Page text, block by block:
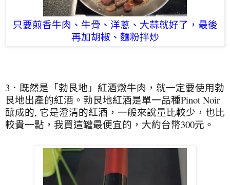
只要煎香牛肉、牛骨、洋蔥、大蒜就好了，最後
再加胡椒、麵粉拌炒
3．既然是「勃艮地」紅酒燉牛肉，就一定要使用勃
艮地出產的紅酒。勃艮地紅酒是單一品種Pinot Noir
釀成的, 它是澄清的紅酒，一般來說量比較少，也比
較貴一點，我買這罐最便宜的，大約台幣300元。